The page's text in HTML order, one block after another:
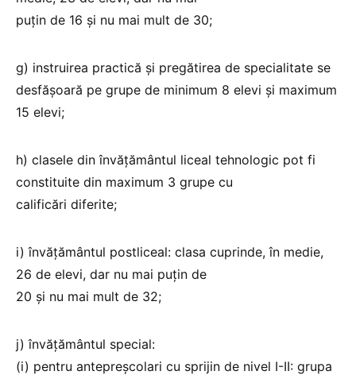
puţin de 16 şi nu mai mult de 30;
g) instruirea practică şi pregătirea de specialitate se
desfăşoară pe grupe de minimum 8 elevi şi maximum
15 elevi;
h) clasele din învăţământul liceal tehnologic pot fi
constituite din maximum 3 grupe cu
calificări diferite;
i) învăţământul postliceal: clasa cuprinde, în medie,
26 de elevi, dar nu mai puţin de
20 şi nu mai mult de 32;
j) învăţământul special:
(i) pentru antepreşcolari cu sprijin de nivel I-II: grupa